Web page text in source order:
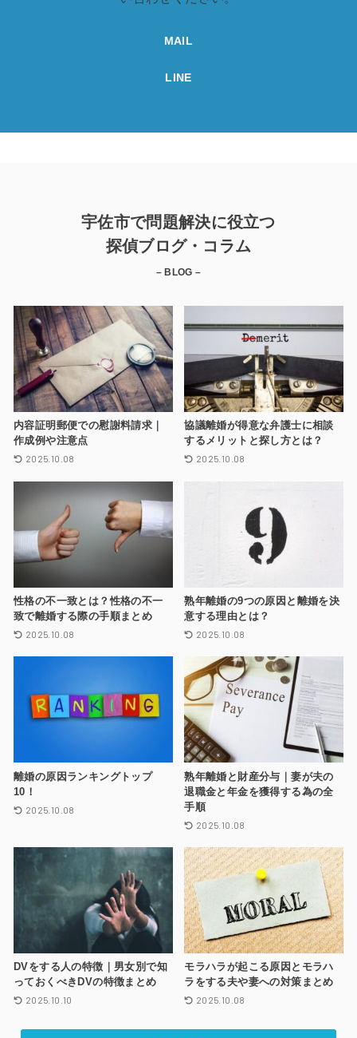
MAIL
LINE
宇佐市で問題解決に役立つ
探偵ブログ・コラム
– BLOG –
内容証明郵便での慰謝料請求｜
作成例や注意点
2025.10.08
協議離婚が得意な弁護士に相談
するメリットと探し方とは？
2025.10.08
性格の不一致とは？性格の不一
致で離婚する際の手順まとめ
2025.10.08
熟年離婚の9つの原因と離婚を決
意する理由とは？
2025.10.08
離婚の原因ランキングトップ
10！
2025.10.08
熟年離婚と財産分与｜妻が夫の
退職金と年金を獲得する為の全
手順
2025.10.08
DVをする人の特徴｜男女別で知
っておくべきDVの特徴まとめ
2025.10.10
モラハラが起こる原因とモラハ
ラをする夫や妻への対策まとめ
2025.10.08